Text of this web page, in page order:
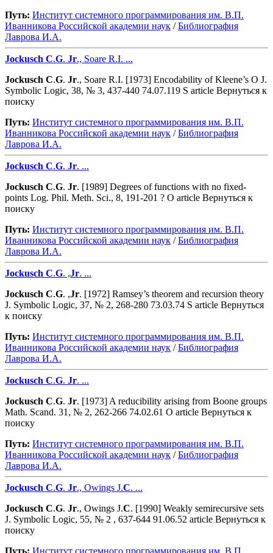
Путь: Институт системного программирования им. В.П.
Иванникова Роcсийской академии наук /Библиография
Лаврова И.А.
Jockusch C.G. Jr., Soare R.I. ...
Jockusch C.G. Jr., Soare R.I. [1973] Encodability of Kleene’s O J.
Symbolic Logic, 38, № 3, 437-440 74.07.119 S article Вернуться к
поиску
Путь: Институт системного программирования им. В.П.
Иванникова Роcсийской академии наук /Библиография
Лаврова И.А.
Jockusch C.G. Jr. ...
Jockusch C.G. Jr. [1989] Degrees of functions with no fixed-
points Log. Phil. Meth. Sci., 8, 191-201 ? O article Вернуться к
поиску
Путь: Институт системного программирования им. В.П.
Иванникова Роcсийской академии наук /Библиография
Лаврова И.А.
Jockusch C.G. ,Jr. ...
Jockusch C.G. ,Jr. [1972] Ramsey’s theorem and recursion theory
J. Symbolic Logic, 37, № 2, 268-280 73.03.74 S article Вернуться
к поиску
Путь: Институт системного программирования им. В.П.
Иванникова Роcсийской академии наук /Библиография
Лаврова И.А.
Jockusch C.G. Jr. ...
Jockusch C.G. Jr. [1973] A reducibility arising from Boone groups
Math. Scand. 31, № 2, 262-266 74.02.61 O article Вернуться к
поиску
Путь: Институт системного программирования им. В.П.
Иванникова Роcсийской академии наук /Библиография
Лаврова И.А.
Jockusch C.G. Jr., Owings J.C. ...
Jockusch C.G. Jr., Owings J.C. [1990] Weakly semirecursive sets
J. Symbolic Logic, 55, № 2 , 637-644 91.06.52 article Вернуться к
поиску
Путь: Институт системного программирования им. В.П.